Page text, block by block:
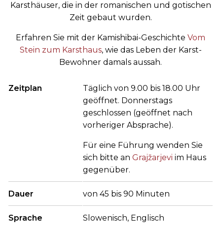
Karsthäuser, die in der romanischen und gotischen
Zeit gebaut wurden.
Erfahren Sie mit der Kamishibai-Geschichte Vom
Stein zum Karsthaus, wie das Leben der Karst-
Bewohner damals aussah.
Zeitplan
Täglich von 9.00 bis 18.00 Uhr
geöffnet. Donnerstags
geschlossen (geöffnet nach
vorheriger Absprache).
Für eine Führung wenden Sie
sich bitte an Grajžarjevi im Haus
gegenüber.
Dauer von 45 bis 90 Minuten
Sprache Slowenisch, Englisch